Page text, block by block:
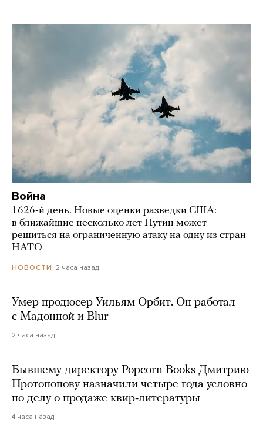
Война
1626-й день. Новые оценки разведки США:
в ближайшие несколько лет Путин может
решиться на ограниченную атаку на одну из стран
НАТО
НОВОСТИ 2 часа назад
Умер продюсер Уильям Орбит. Он работал
с Мадонной и Blur
2 часа назад
Бывшему директору Popcorn Books Дмитрию
Протопопову назначили четыре года условно
по делу о продаже квир-литературы
4 часа назад